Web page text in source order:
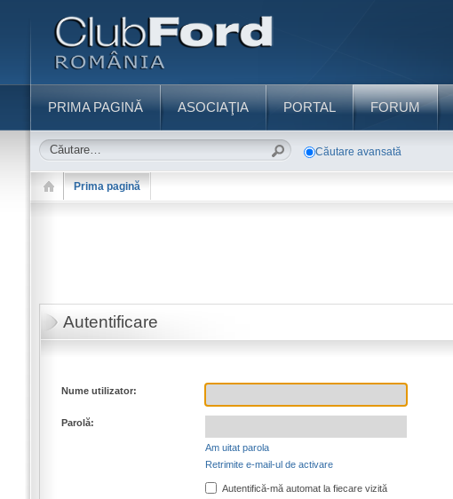
PRIMA PAGINĂ ASOCIAŢIA PORTAL FORUM
Căutare avansată
Prima pagină
Autentificare
Nume utilizator:
Parolă:
Am uitat parola
Retrimite e-mail-ul de activare
Autentifică-mă automat la fiecare vizită